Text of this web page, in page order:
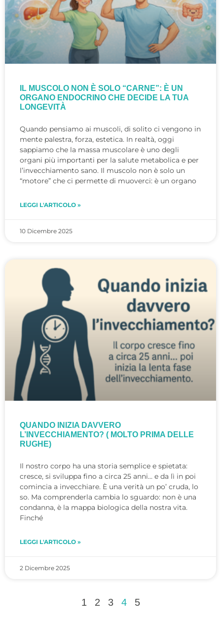
IL MUSCOLO NON È SOLO “CARNE”: È UN
ORGANO ENDOCRINO CHE DECIDE LA TUA
LONGEVITÀ
Quando pensiamo ai muscoli, di solito ci vengono in
mente palestra, forza, estetica. In realtà, oggi
sappiamo che la massa muscolare è uno degli
organi più importanti per la salute metabolica e per
l’invecchiamento sano. Il muscolo non è solo un
“motore” che ci permette di muoverci: è un organo
LEGGI L'ARTICOLO »
10 Dicembre 2025
QUANDO INIZIA DAVVERO
L’INVECCHIAMENTO? ( MOLTO PRIMA DELLE
RUGHE)
Il nostro corpo ha una storia semplice e spietata:
cresce, si sviluppa fino a circa 25 anni… e da lì in poi
comincia a invecchiare. È una verità un po’ cruda, lo
so. Ma comprenderla cambia lo sguardo: non è una
condanna, è la mappa biologica della nostra vita.
Finché
LEGGI L'ARTICOLO »
2 Dicembre 2025
1 2 3 4 5